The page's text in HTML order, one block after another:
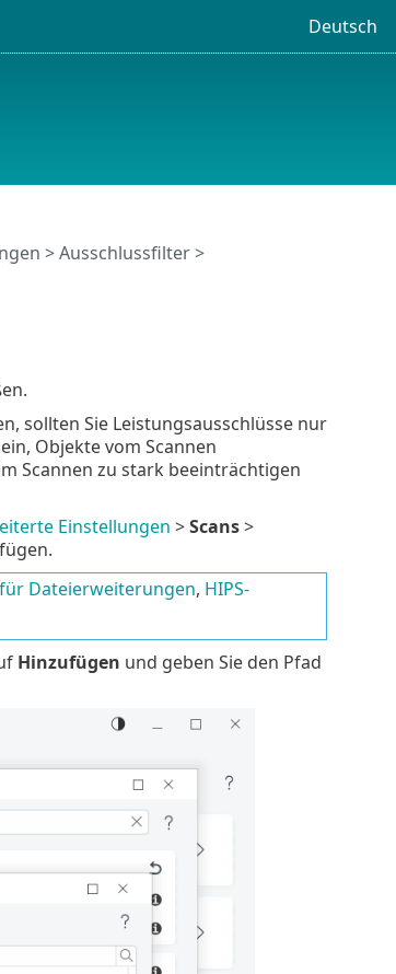
Deutsch
>Ausschlussfilter>
sollten Sie Leistungsausschlüsse nur
Objekte vom Scannen
Scannen zu stark beeinträchtigen
Einstellungen >Scans>
Dateierweiterungen, HIPS-
Hinzufügen und geben Sie den Pfad